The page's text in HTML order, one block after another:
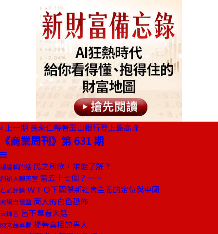
上一期 黃永仁帶著玉山銀行登上最高峰
《商業周刊》第 631 期
總編輯的話 民之所欲，誰能了解？
創辦人聊天室 第五十七個？……
石頭評論 ＷＴＯ下國際新社會主義的定位與中國
商場自慢塾 商人的白色恐怖
去梯言 呂不韋看大選
陳文茜專欄 提著真相的男人